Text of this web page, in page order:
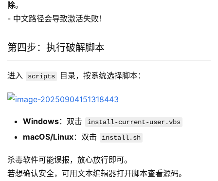
除。
- 中文路径会导致激活失败！
第四步：执行破解脚本
进入 scripts 目录，按系统选择脚本：
Windows：双击 install-current-user.vbs
macOS/Linux：双击 install.sh
杀毒软件可能误报，放心放行即可。
若想确认安全，可用文本编辑器打开脚本查看源码。